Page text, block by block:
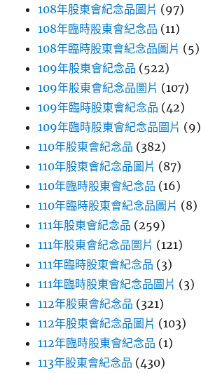
108年股東會紀念品圖片 (97)
108年臨時股東會紀念品 (11)
108年臨時股東會紀念品圖片 (5)
109年股東會紀念品 (522)
109年股東會紀念品圖片 (107)
109年臨時股東會紀念品 (42)
109年臨時股東會紀念品圖片 (9)
110年股東會紀念品 (382)
110年股東會紀念品圖片 (87)
110年臨時股東會紀念品 (16)
110年臨時股東會紀念品圖片 (8)
111年股東會紀念品 (259)
111年股東會紀念品圖片 (121)
111年臨時股東會紀念品 (3)
111年臨時股東會紀念品圖片 (3)
112年股東會紀念品 (321)
112年股東會紀念品圖片 (103)
112年臨時股東會紀念品 (1)
113年股東會紀念品 (430)